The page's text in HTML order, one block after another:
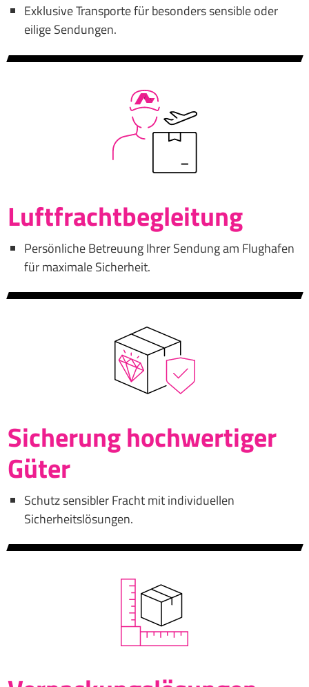
Exklusive Transporte für besonders sensible oder
eilige Sendungen.
Luftfrachtbegleitung
Persönliche Betreuung Ihrer Sendung am Flughafen
für maximale Sicherheit.
Sicherung hochwertiger
Güter
Schutz sensibler Fracht mit individuellen
Sicherheitslösungen.